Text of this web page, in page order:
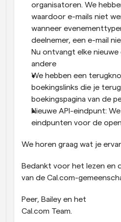
organisatoren. We
waardoor e-mails niet
wanneer
deelnemer, een e-mail
Nu ontvangt elke nieuwe
andere
We hebben een
boekingslinks die je
boekingspagina van de
Nieuwe API-eindpunt:
eindpunten voor de
We horen graag wat je
Bedankt voor het lezen en
van de Cal.com-
Peer, Bailey en het
Cal.com Team.